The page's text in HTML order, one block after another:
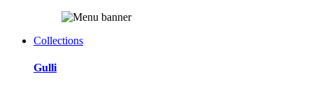
Collections
Gulli